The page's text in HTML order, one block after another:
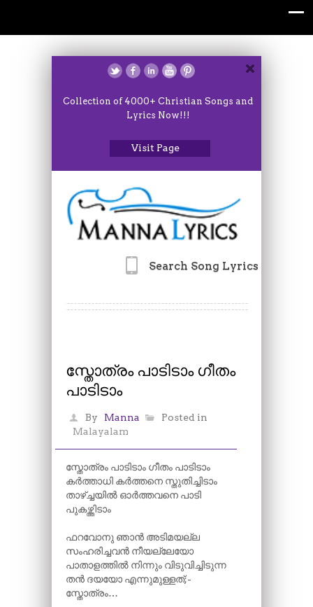
Collection of 4000+ Christian Songs and
Lyrics Now!!!
Visit Page
Search Song Lyrics
സ്തോത്രം പാടിടാം ഗീതം
പാടിടാം
By Manna
Posted in
Malayalam
സ്തോത്രം പാടിടാം ഗീതം പാടിടാം
കർത്താധി കർത്തനെ സ്തുതിച്ചിടാം
താഴ്ച്ചയിൽ ഓർത്തവനെ പാടി
പുകഴ്ത്തിടാം
ഫറവോനു ഞാൻ അടിമയല്ല
സംഹരിച്ചവൻ നീയല്ലേയോ
പാതാളത്തിൽ നിന്നും വിടുവിച്ചിടുന്ന
തൻ ദയയോ എന്നുമുള്ളത്;-
സ്തോത്രം…